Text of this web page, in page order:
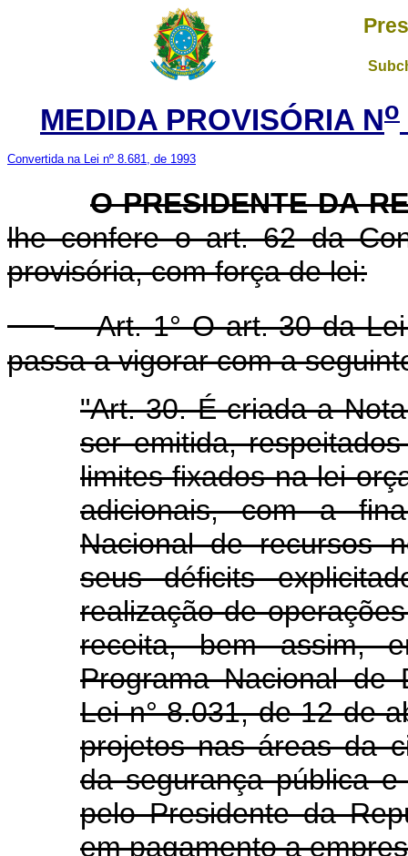
MEDIDA PROVISÓRIA No
Convertida na Lei nº 8.681, de 1993
O PRESIDENTE DA
lhe confere o art. 62 da
provisória, com força de lei:
Art. 1° O art. 30 da Lei
passa a vigorar com a
"Art. 30. É criada a
ser emitida,
limites fixados na lei
adicionais, com a
Nacional de recursos
seus déficits
realização de
receita, bem assim,
Programa Nacional de
Lei n° 8.031, de 12 de
projetos nas áreas da
da segurança pública
pelo Presidente da
em pagamento a